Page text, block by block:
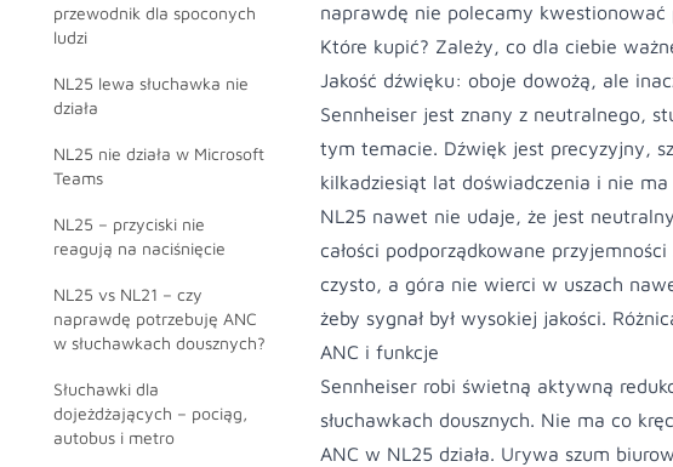
przewodnik dla spoconych
ludzi
NL25 lewa słuchawka nie
działa
NL25 nie działa w Microsoft
Teams
NL25 – przyciski nie
reagują na naciśnięcie
NL25 vs NL21 – czy
naprawdę potrzebuję ANC
w słuchawkach dousznych?
Słuchawki dla
dojeżdżających – pociąg,
autobus i metro
naprawdę nie polecamy kwestionować
Które kupić? Zależy, co dla ciebie
Jakość dźwięku: oboje dowożą, ale
Sennheiser jest znany z neutralnego,
tym temacie. Dźwięk jest precyzyjny,
kilkadziesiąt lat doświadczenia i nie
NL25 nawet nie udaje, że jest
całości podporządkowane
czysto, a góra nie wierci w uszach
żeby sygnał był wysokiej jakości.
ANC i funkcje
Sennheiser robi świetną aktywną
słuchawkach dousznych. Nie ma co
ANC w NL25 działa. Urywa szum